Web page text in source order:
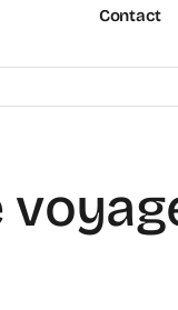
Contact